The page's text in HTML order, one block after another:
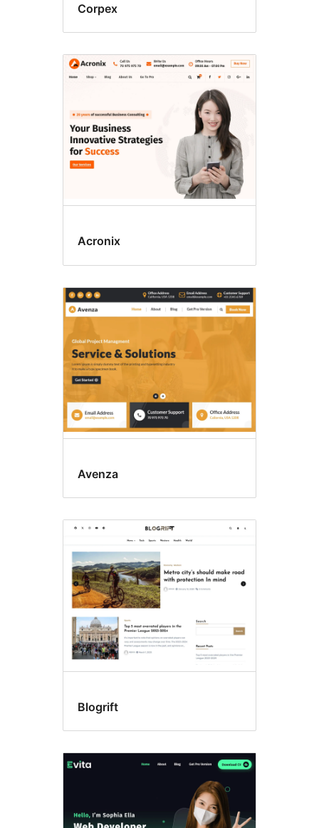
Corpex
Acronix
Avenza
Blogrift